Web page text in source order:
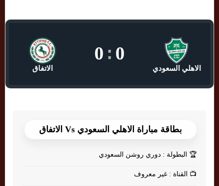
الاهلي السعودي
0
:
0
الاتفاق
بطاقة مباراة الاهلي السعودي Vs الاتفاق
🏆 البطولة : دوري روشن السعودي
📺 القناة : غير معروف